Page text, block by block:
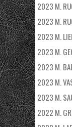
2023 M.
2023 M.
2023 M.
2023 M.
2023 M.
2023 M.
2023 M.
2022 M.